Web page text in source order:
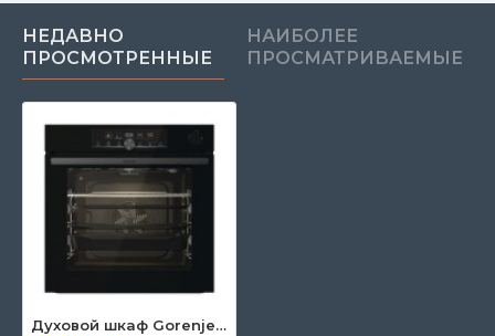
НЕДАВНО
ПРОСМОТРЕННЫЕ
НАИБОЛЕЕ
ПРОСМАТРИВАЕМЫЕ
Духовой шкаф Gorenje BSA6747A04BG